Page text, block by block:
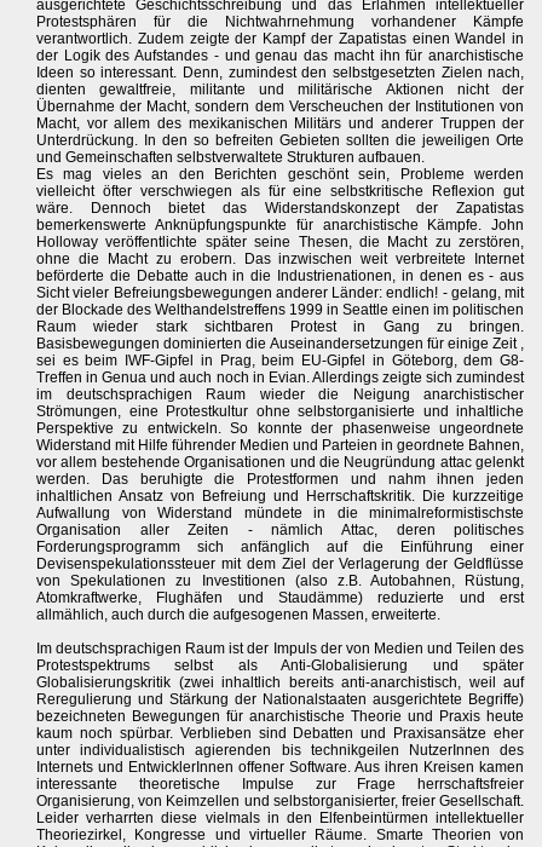
ausgerichtete Geschichtsschreibung und das Erlahmen intellektueller
Protestsphären für die Nichtwahrnehmung vorhandener Kämpfe
verantwortlich. Zudem zeigte der Kampf der Zapatistas einen Wandel in
der Logik des Aufstandes - und genau das macht ihn für anarchistische
Ideen so interessant. Denn, zumindest den selbstgesetzten Zielen nach,
dienten gewaltfreie, militante und militärische Aktionen nicht der
Übernahme der Macht, sondern dem Verscheuchen der Institutionen von
Macht, vor allem des mexikanischen Militärs und anderer Truppen der
Unterdrückung. In den so befreiten Gebieten sollten die jeweiligen Orte
und Gemeinschaften selbstverwaltete Strukturen aufbauen.
Es mag vieles an den Berichten geschönt sein, Probleme werden
vielleicht öfter verschwiegen als für eine selbstkritische Reflexion gut
wäre. Dennoch bietet das Widerstandskonzept der Zapatistas
bemerkenswerte Anknüpfungspunkte für anarchistische Kämpfe. John
Holloway veröffentlichte später seine Thesen, die Macht zu zerstören,
ohne die Macht zu erobern. Das inzwischen weit verbreitete Internet
beförderte die Debatte auch in die Industrienationen, in denen es - aus
Sicht vieler Befreiungsbewegungen anderer Länder: endlich! - gelang, mit
der Blockade des Welthandelstreffens 1999 in Seattle einen im politischen
Raum wieder stark sichtbaren Protest in Gang zu bringen.
Basisbewegungen dominierten die Auseinandersetzungen für einige Zeit ,
sei es beim IWF-Gipfel in Prag, beim EU-Gipfel in Göteborg, dem G8-
Treffen in Genua und auch noch in Evian. Allerdings zeigte sich zumindest
im deutschsprachigen Raum wieder die Neigung anarchistischer
Strömungen, eine Protestkultur ohne selbstorganisierte und inhaltliche
Perspektive zu entwickeln. So konnte der phasenweise ungeordnete
Widerstand mit Hilfe führender Medien und Parteien in geordnete Bahnen,
vor allem bestehende Organisationen und die Neugründung attac gelenkt
werden. Das beruhigte die Protestformen und nahm ihnen jeden
inhaltlichen Ansatz von Befreiung und Herrschaftskritik. Die kurzzeitige
Aufwallung von Widerstand mündete in die minimalreformistischste
Organisation aller Zeiten - nämlich Attac, deren politisches
Forderungsprogramm sich anfänglich auf die Einführung einer
Devisenspekulationssteuer mit dem Ziel der Verlagerung der Geldflüsse
von Spekulationen zu Investitionen (also z.B. Autobahnen, Rüstung,
Atomkraftwerke, Flughäfen und Staudämme) reduzierte und erst
allmählich, auch durch die aufgesogenen Massen, erweiterte.
Im deutschsprachigen Raum ist der Impuls der von Medien und Teilen des
Protestspektrums selbst als Anti-Globalisierung und später
Globalisierungskritik (zwei inhaltlich bereits anti-anarchistisch, weil auf
Reregulierung und Stärkung der Nationalstaaten ausgerichtete Begriffe)
bezeichneten Bewegungen für anarchistische Theorie und Praxis heute
kaum noch spürbar. Verblieben sind Debatten und Praxisansätze eher
unter individualistisch agierenden bis technikgeilen NutzerInnen des
Internets und EntwicklerInnen offener Software. Aus ihren Kreisen kamen
interessante theoretische Impulse zur Frage herrschaftsfreier
Organisierung, von Keimzellen und selbstorganisierter, freier Gesellschaft.
Leider verharrten diese vielmals in den Elfenbeintürmen intellektueller
Theoriezirkel, Kongresse und virtueller Räume. Smarte Theorien von